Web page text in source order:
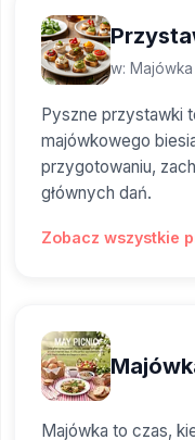
w: Majówka
Pyszne przystawki
majówkowego
przygotowaniu,
głównych dań.
Zobacz wszystkie
Majówka to czas,